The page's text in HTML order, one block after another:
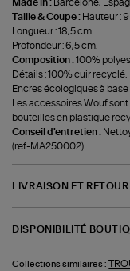
Made in : Barcelone,
Taille & Coupe : Hauteur :
Longueur : 18,5 cm.
Profondeur : 6,5 cm.
Composition :100%
Détails : 100% cuir recyclé.
Encres écologiques à base
Les accessoires Wouf
bouteilles en plastique
Conseil d'entretien :
(ref-MA250002)
LIVRAISON ET RETOUR
DISPONIBILITÉ
Collections similaires :